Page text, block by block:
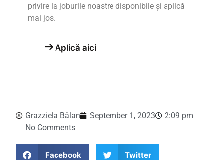
privire la joburile noastre disponibile și aplică
mai jos.
Aplică aici
Grazziela Bălan September 1, 2023
2:09 pm
No Comments
Facebook Twitter